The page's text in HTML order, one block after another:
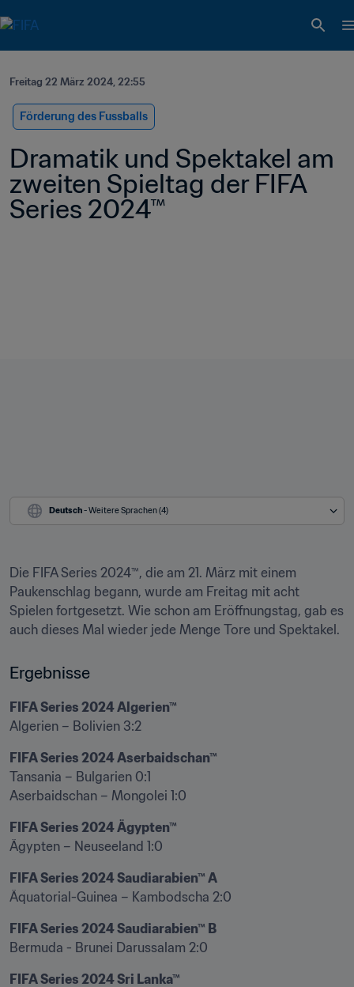
Freitag 22 März 2024, 22:55
Förderung des Fussballs
Dramatik und Spektakel am
zweiten Spieltag der FIFA
Series 2024™
Deutsch - Weitere Sprachen (4)
Die FIFA Series 2024™, die am 21. März mit einem
Paukenschlag begann, wurde am Freitag mit acht
Spielen fortgesetzt. Wie schon am Eröffnungstag, gab es
auch dieses Mal wieder jede Menge Tore und Spektakel.
Ergebnisse
Algerien – Bolivien 3:2
Tansania – Bulgarien 0:1
Aserbaidschan – Mongolei 1:0
FIFA Series 2024 Ägypten™
Ägypten – Neuseeland 1:0
FIFA Series 2024 Saudiarabien™ A
Äquatorial-Guinea – Kambodscha 2:0
FIFA Series 2024 Saudiarabien™ B
Bermuda - Brunei Darussalam 2:0
FIFA Series 2024 Sri Lanka™